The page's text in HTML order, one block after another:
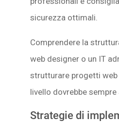
sicurezza ottimali.
Comprendere la
web designer o un IT
strutturare progetti
livello dovrebbe
Strategie di